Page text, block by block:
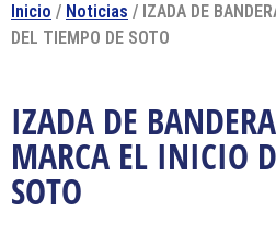
Inicio / Noticias / IZADA DE
DEL TIEMPO DE SOTO
IZADA DE
MARCA EL INICIO
SOTO